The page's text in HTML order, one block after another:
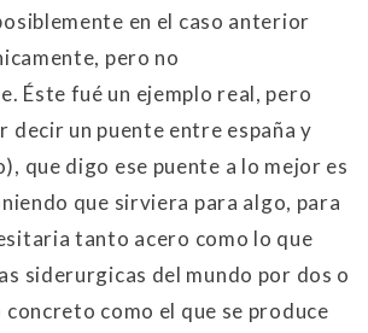
en el caso anterior
pero no
Éste fué un ejemplo real, pero
decir un puente entre españa y
que digo ese puente a lo mejor es
que sirviera para algo, para
tanto acero como lo que
siderurgicas del mundo por dos o
como el que se produce